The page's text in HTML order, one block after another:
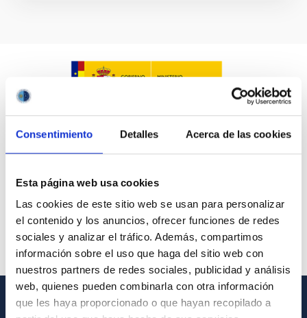
Consentimiento Detalles Acerca de las cookies
Esta página web usa cookies
Las cookies de este sitio web se usan para personalizar
el contenido y los anuncios, ofrecer funciones de redes
sociales y analizar el tráfico. Además, compartimos
información sobre el uso que haga del sitio web con
nuestros partners de redes sociales, publicidad y análisis
web, quienes pueden combinarla con otra información
que les haya proporcionado o que hayan recopilado a